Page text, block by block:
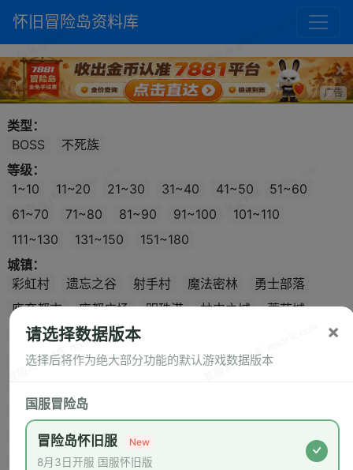
怀旧冒险岛资料库
×
广告
请选择数据版本
选择后将作为绝大部分功能的默认游戏数据版本
×
国服冒险岛
冒险岛怀旧服 New
8月3日开服 国服怀旧版
类型：
BOSS
不死族
等级：
1~10
11~20 21~30 31~40 41~50
51~60
61~70
71~80 81~90 91~100
101~110
111~130
131~150
151~180
城镇：
彩虹村
遗忘之谷 射手村 魔法密林
勇士部落
废弃都市
废都广场 明珠港 林中之城
蘑菇城
黄金海岸
诺特勒斯
冰峰雪域
玩具城 地球防御本部 童话村
时间神殿
艾琳森林
新叶城
闹鬼宅邸 上海外滩
不夜城
101大道 古代神社
逆奥之城